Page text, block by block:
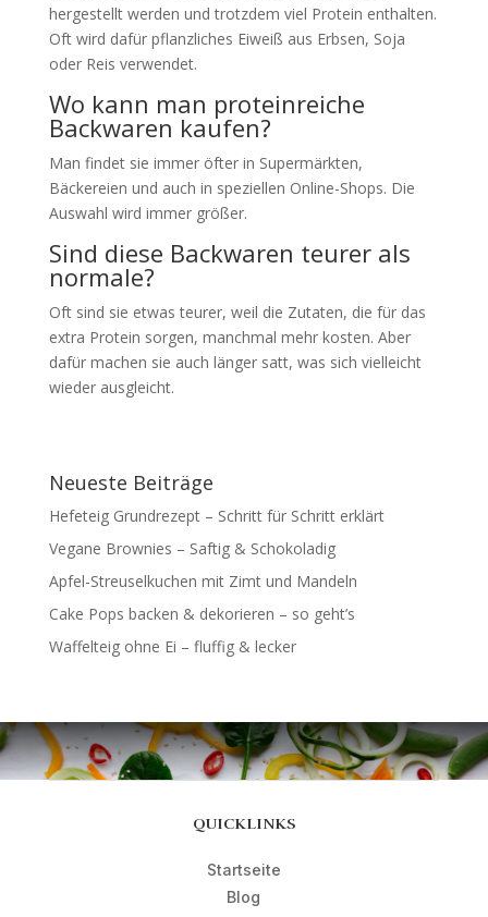
hergestellt werden und trotzdem viel Protein enthalten.
Oft wird dafür pflanzliches Eiweiß aus Erbsen, Soja
oder Reis verwendet.
Wo kann man proteinreiche
Backwaren kaufen?
Man findet sie immer öfter in Supermärkten,
Bäckereien und auch in speziellen Online-Shops. Die
Auswahl wird immer größer.
Sind diese Backwaren teurer als
normale?
Oft sind sie etwas teurer, weil die Zutaten, die für das
extra Protein sorgen, manchmal mehr kosten. Aber
dafür machen sie auch länger satt, was sich vielleicht
wieder ausgleicht.
Neueste Beiträge
Hefeteig Grundrezept – Schritt für Schritt erklärt
Vegane Brownies – Saftig & Schokoladig
Apfel-Streuselkuchen mit Zimt und Mandeln
Cake Pops backen & dekorieren – so geht’s
Waffelteig ohne Ei – fluffig & lecker
QUICKLINKS
Startseite
Blog